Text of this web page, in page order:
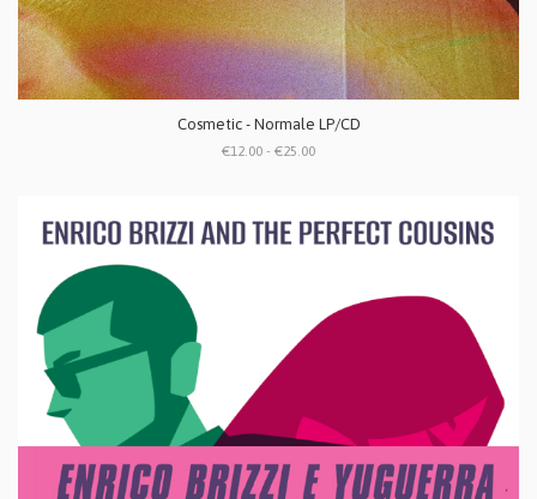
Cosmetic - Normale LP/CD
€12.00 - €25.00